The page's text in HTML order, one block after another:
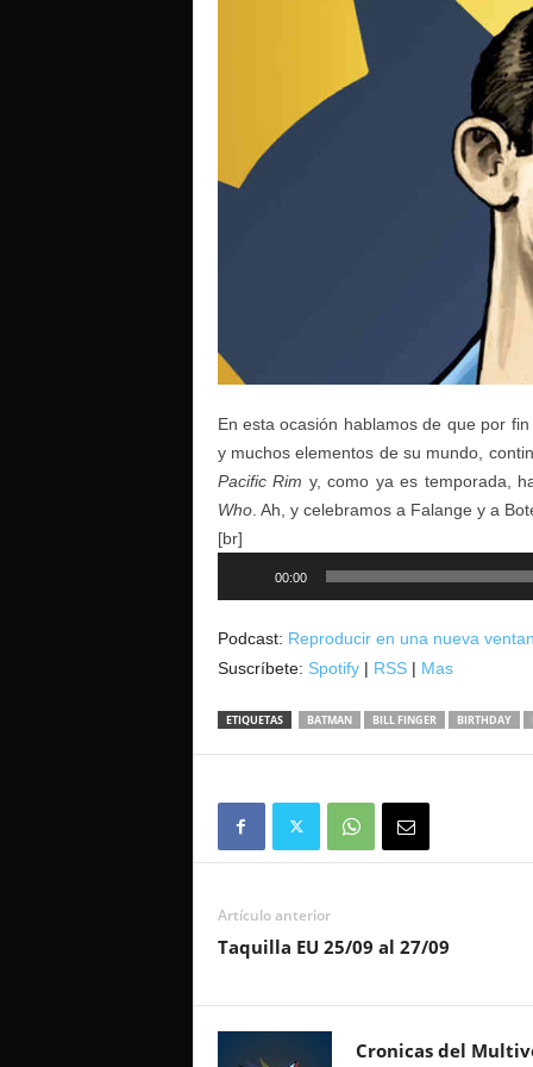
En esta ocasión hablamos de que por
y muchos elementos de su mundo,
Pacific Rim y, como ya es temporada,
Who. Ah, y celebramos a Falange y a
[br]
00:00
Podcast: Reproducir en una nueva
Suscríbete: Spotify| RSS| Mas
ETIQUETAS BATMAN BILL FINGER BIRTHDAY
Artículo anterior
Taquilla EU 25/09 al 27/09
Cronicas del